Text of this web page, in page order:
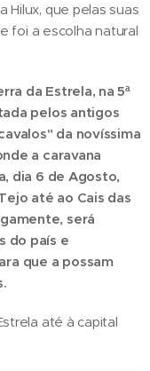
Hilux, que pelas suas
foi a escolha natural
da Estrela, na 5ª
pelos antigos
da novíssima
a caravana
dia 6 de Agosto,
até ao Cais das
será
do país e
que a possam
até à capital